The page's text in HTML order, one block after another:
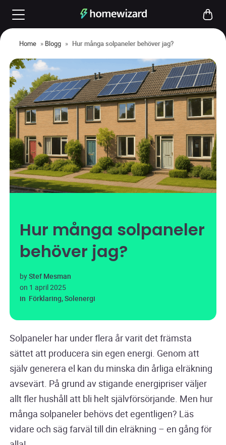
Home » Blogg » Hur många solpaneler behöver jag?
Hur många solpaneler
behöver jag?
byStef Mesman
on 1 april 2025
in Förklaring,Solenergi
Solpaneler har under flera år varit det främsta
sättet att producera sin egen energi. Genom att
själv generera el kan du minska din årliga elräkning
avsevärt. På grund av stigande energipriser väljer
allt fler hushåll att bli helt självförsörjande. Men hur
många solpaneler behövs det egentligen? Läs
vidare och säg farväl till din elräkning – en gång för